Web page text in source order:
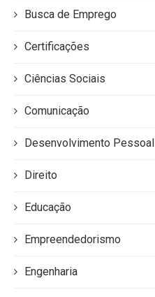
Busca de Emprego
Certificações
Ciências Sociais
Comunicação
Desenvolvimento Pessoal
Direito
Educação
Empreendedorismo
Engenharia